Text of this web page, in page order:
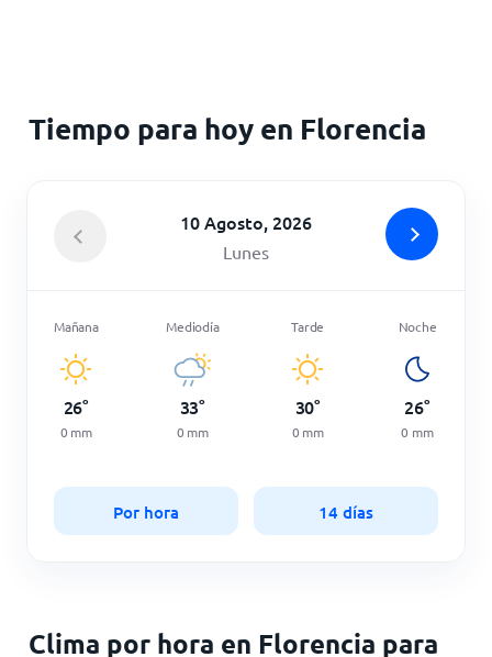
Tiempo para hoy en Florencia
10 Agosto, 2026
Lunes
Mañana
26°
0 mm
Mediodía
33°
0 mm
Tarde
30°
0 mm
Noche
26°
0 mm
Por hora 14 días
Clima por hora en Florencia para